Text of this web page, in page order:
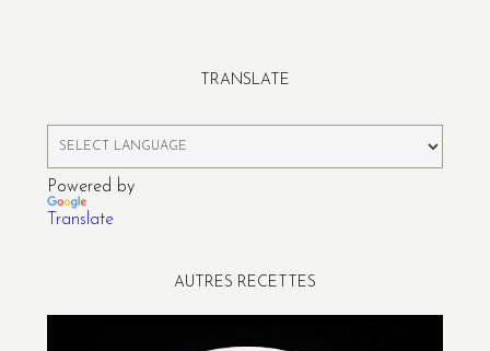
TRANSLATE
Powered by
Translate
AUTRES RECETTES